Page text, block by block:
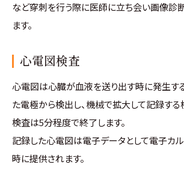
など穿刺を行う際に医師に立ち会い画像診
ます。
心電図検査
心電図は心臓が血液を送り出す時に発生す
た電極から検出し、機械で拡大して記録する
検査は5分程度で終了します。
記録した心電図は電子データとして電子カ
時に提供されます。